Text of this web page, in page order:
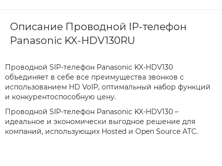
Описание Проводной IP-телефон
Panasonic KX-HDV130RU
Проводной SIP-телефон Panasonic KX-HDV130
объединяет в себе все преимущества звонков с
использованием HD VoIP, оптимальный набор функций
и конкурентоспособную цену.
Проводной SIP-телефон Panasonic KX-HDV130 –
идеальное и экономически выгодное решение для
компаний, использующих Hosted и Open Source АТС.